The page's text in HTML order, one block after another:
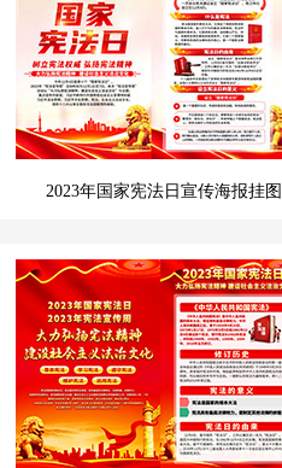
2023年国家宪法日宣传海报挂